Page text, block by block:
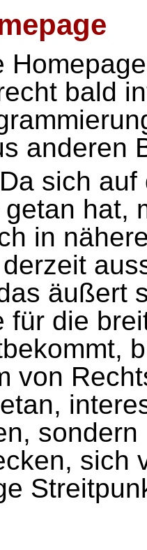
bald
anderen
sich
hat,
in
äußert
für die
von
sich